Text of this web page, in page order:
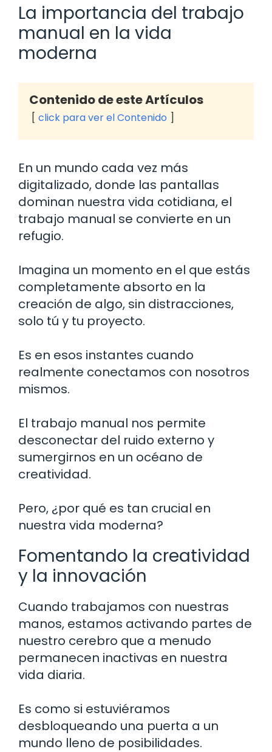
La importancia del trabajo
manual en la vida
moderna
Contenido de este Artículos
click para ver el Contenido
En un mundo cada vez más
digitalizado, donde las pantallas
dominan nuestra vida cotidiana, el
trabajo manual se convierte en un
refugio.
Imagina un momento en el que estás
completamente absorto en la
creación de algo, sin distracciones,
solo tú y tu proyecto.
Es en esos instantes cuando
realmente conectamos con nosotros
mismos.
El trabajo manual nos permite
desconectar del ruido externo y
sumergirnos en un océano de
creatividad.
Pero, ¿por qué es tan crucial en
nuestra vida moderna?
Fomentando la creatividad
y la innovación
Cuando trabajamos con nuestras
manos, estamos activando partes de
nuestro cerebro que a menudo
permanecen inactivas en nuestra
vida diaria.
Es como si estuviéramos
desbloqueando una puerta a un
mundo lleno de posibilidades.